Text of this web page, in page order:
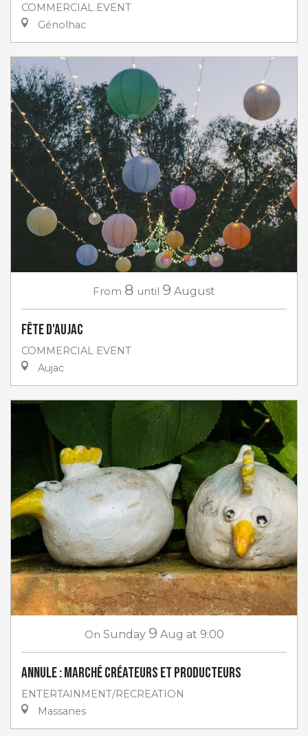
COMMERCIAL EVENT
Génolhac
From 8 until 9 August
Fête d'Aujac
COMMERCIAL EVENT
Aujac
On Sunday 9 Aug at 9:00
ANNULE : Marché créateurs et producteurs
ENTERTAINMENT/RECREATION
Massanes